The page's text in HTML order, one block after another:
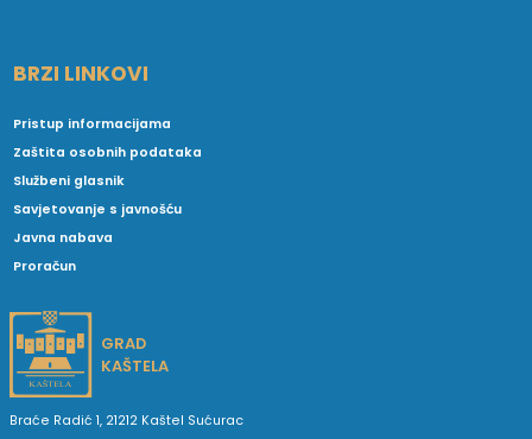
BRZI LINKOVI
Pristup informacijama
Zaštita osobnih podataka
Službeni glasnik
Savjetovanje s javnošću
Javna nabava
Proračun
GRAD
KAŠTELA
Braće Radić 1, 21212 Kaštel Sućurac